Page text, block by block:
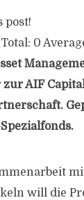
post!
[Total: 0
AIF
will die